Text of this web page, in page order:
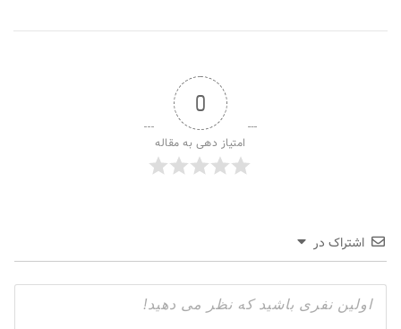
0
امتیاز دهی به مقاله
اشتراک در